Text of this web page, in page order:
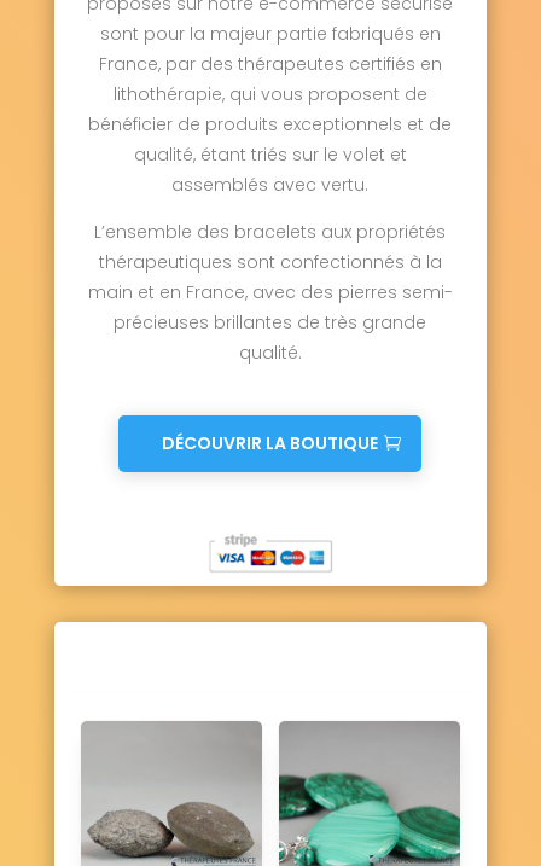
sont pour la majeur partie fabriqués en
France, par des thérapeutes certifiés en
lithothérapie, qui vous proposent de
bénéficier de produits exceptionnels et de
qualité, étant triés sur le volet et
assemblés avec vertu.
L’ensemble des bracelets aux propriétés
thérapeutiques sont confectionnés à la
main et en France, avec des pierres semi-
précieuses brillantes de très grande
qualité.
DÉCOUVRIR LA BOUTIQUE